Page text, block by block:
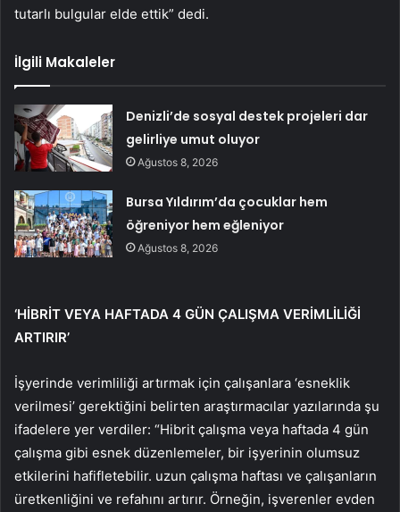
tutarlı bulgular elde ettik” dedi.
İlgili Makaleler
Denizli’de sosyal destek projeleri dar
gelirliye umut oluyor
Ağustos 8, 2026
Bursa Yıldırım’da çocuklar hem
öğreniyor hem eğleniyor
Ağustos 8, 2026
‘HİBRİT VEYA HAFTADA 4 GÜN ÇALIŞMA VERİMLİLİĞİ
ARTIRIR’
İşyerinde verimliliği artırmak için çalışanlara ‘esneklik
verilmesi’ gerektiğini belirten araştırmacılar yazılarında şu
ifadelere yer verdiler: “Hibrit çalışma veya haftada 4 gün
çalışma gibi esnek düzenlemeler, bir işyerinin olumsuz
etkilerini hafifletebilir. uzun çalışma haftası ve çalışanların
üretkenliğini ve refahını artırır. Örneğin, işverenler evden